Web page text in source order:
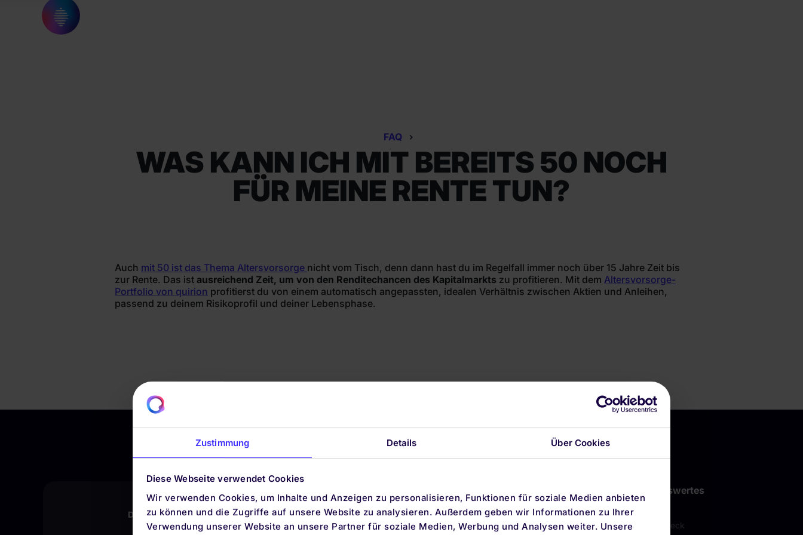
Zustimmung Details Über Cookies
Diese Webseite verwendet Cookies
Wir verwenden Cookies, um Inhalte und Anzeigen zu personalisieren, Funktionen für soziale Medien anbieten
zu können und die Zugriffe auf unsere Website zu analysieren. Außerdem geben wir Informationen zu Ihrer
Verwendung unserer Website an unsere Partner für soziale Medien, Werbung und Analysen weiter. Unsere
FAQ
WAS KANN ICH MIT BEREITS 50 NOCH
FÜR MEINE RENTE TUN?
Auch mit 50 ist das Thema Altersvorsorge nicht vom Tisch, denn dann hast du im Regelfall immer noch über 15 Jahre Zeit bis
zur Rente. Das ist ausreichend Zeit, um von den Renditechancen des Kapitalmarkts zu profitieren. Mit dem Altersvorsorge-
Portfolio von quirion profitierst du von einem automatisch angepassten, idealen Verhältnis zwischen Aktien und Anleihen,
passend zu deinem Risikoprofil und deiner Lebensphase.
DIE QUIRION APP
Altersvorsorgedepot
ETF-Sparplan
Über uns
Auszeichnungen
Wissenswertes
FAQ
Depot-Check